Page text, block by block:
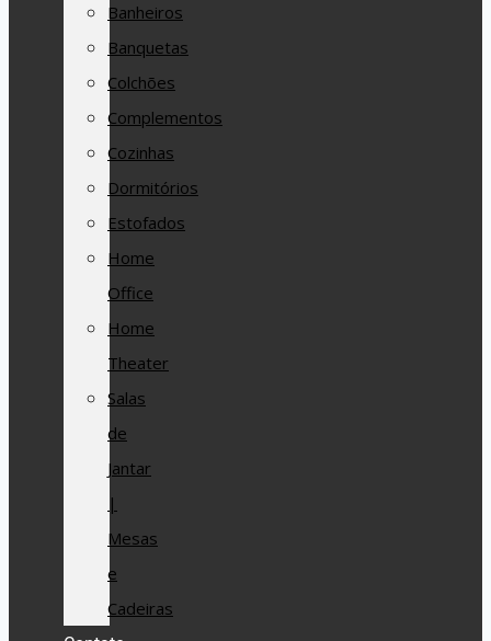
Banheiros
Banquetas
Colchões
Complementos
Cozinhas
Dormitórios
Estofados
Home
Office
Home
Theater
Salas
de
Jantar
|
Mesas
e
Cadeiras